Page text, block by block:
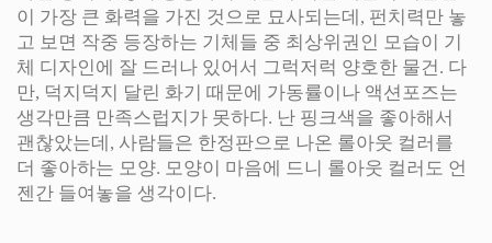
이 가장 큰 화력을 가진 것으로 묘사되는데, 펀치력만 놓
고 보면 작중 등장하는 기체들 중 최상위권인 모습이 기
체 디자인에 잘 드러나 있어서 그럭저럭 양호한 물건. 다
만, 덕지덕지 달린 화기 때문에 가동률이나 액션포즈는
생각만큼 만족스럽지가 못하다. 난 핑크색을 좋아해서
괜찮았는데, 사람들은 한정판으로 나온 롤아웃 컬러를
더 좋아하는 모양. 모양이 마음에 드니 롤아웃 컬러도 언
젠간 들여놓을 생각이다.